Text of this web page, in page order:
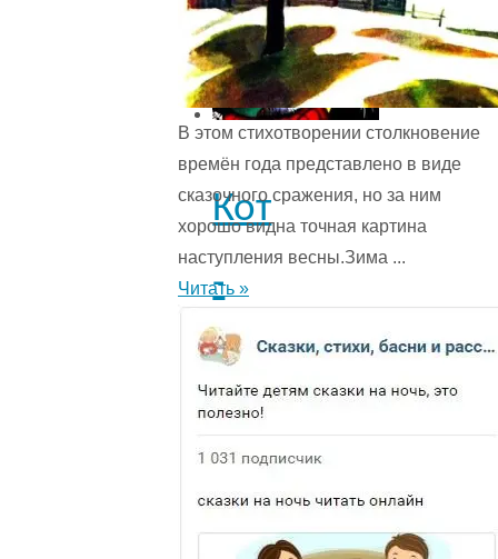
Кот
-
Сеф
Р.С.
Стихотворение
В этом стихотворении столкновение
времён года представ­лено в виде
сказочного сражения, но за ним
хорошо видна точная картина
наступления весны.Зима ...
Читать »